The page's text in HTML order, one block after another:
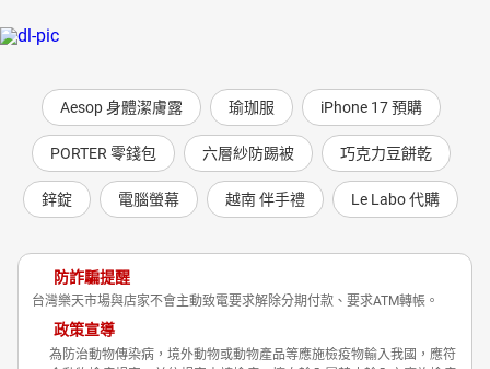
Aesop 身體潔膚露 瑜珈服 iPhone 17 預購
PORTER 零錢包 六層紗防踢被 巧克力豆餅乾
鋅錠 電腦螢幕 越南 伴手禮 Le Labo 代購
防詐騙提醒
台灣樂天市場與店家不會主動致電要求解除分期付款、要求ATM轉帳。
政策宣導
為防治動物傳染病，境外動物或動物產品等應施檢疫物輸入我國，應符